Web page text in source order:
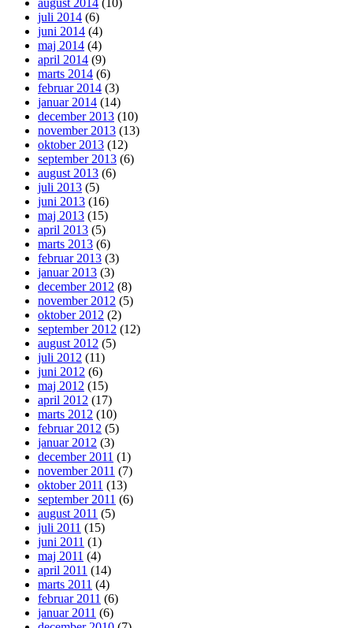
juli 2014 (6)
juni 2014 (4)
maj 2014 (4)
april 2014 (9)
marts 2014 (6)
februar 2014 (3)
januar 2014 (14)
december 2013 (10)
november 2013 (13)
oktober 2013 (12)
september 2013 (6)
august 2013 (6)
juli 2013 (5)
juni 2013 (16)
maj 2013 (15)
april 2013 (5)
marts 2013 (6)
februar 2013 (3)
januar 2013 (3)
december 2012 (8)
november 2012 (5)
oktober 2012 (2)
september 2012 (12)
august 2012 (5)
juli 2012 (11)
juni 2012 (6)
maj 2012 (15)
april 2012 (17)
marts 2012 (10)
februar 2012 (5)
januar 2012 (3)
december 2011 (1)
november 2011 (7)
oktober 2011 (13)
september 2011 (6)
august 2011 (5)
juli 2011 (15)
juni 2011 (1)
maj 2011 (4)
april 2011 (14)
marts 2011 (4)
februar 2011 (6)
januar 2011 (6)